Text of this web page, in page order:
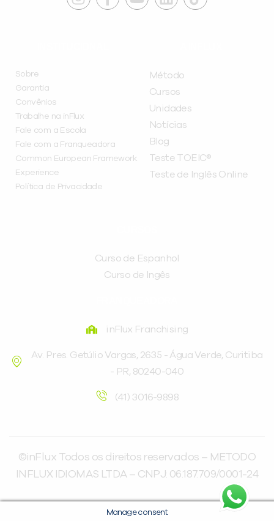
Sobre
Garantia
Convênios
Trabalhe na inFlux
Fale com a Escola
Fale com a Franqueadora
Common European Framework
Experience
Política de Privacidade
Método
Cursos
Unidades
Notícias
Blog
Teste TOEIC®
Teste de Inglês Online
Curso de Espanhol
Curso de Ingês
inFlux Franchising
Av. Pres. Getúlio Vargas, 2635 - Água Verde, Curitiba
- PR, 80240-040
(41) 3016-9898
©inFlux Todos os direitos reservados – METODO
INFLUX IDIOMAS LTDA – CNPJ: 06.187.709/0001-24
Manage consent